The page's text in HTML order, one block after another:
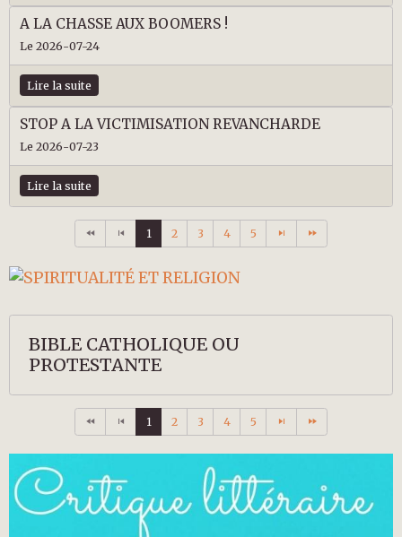
A LA CHASSE AUX BOOMERS !
Le 2026-07-24
Lire la suite
STOP A LA VICTIMISATION REVANCHARDE
Le 2026-07-23
Lire la suite
1 2 3 4 5
BIBLE CATHOLIQUE OU
PROTESTANTE
1 2 3 4 5